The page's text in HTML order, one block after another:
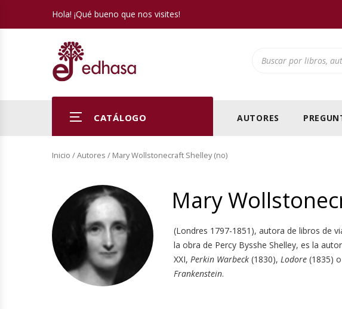
Hola! ¡Qué bueno que nos visites!
CATÁLOGO AUTORES
Inicio / Autores / Mary Wollstonecraft Shelley (no)
Mary
(Londres 1797-1851), autora de libros de
la obra de Percy Bysshe Shelley, es la
XXI, Perkin Warbeck (1830), Lodore (1835) o
Frankenstein.